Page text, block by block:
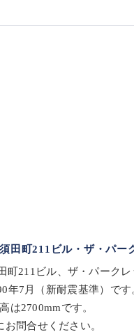
町211ビル・ザ・パー
211ビル、ザ・パーク
7月（新耐震基準）で
は2700mmです。
問合せください。